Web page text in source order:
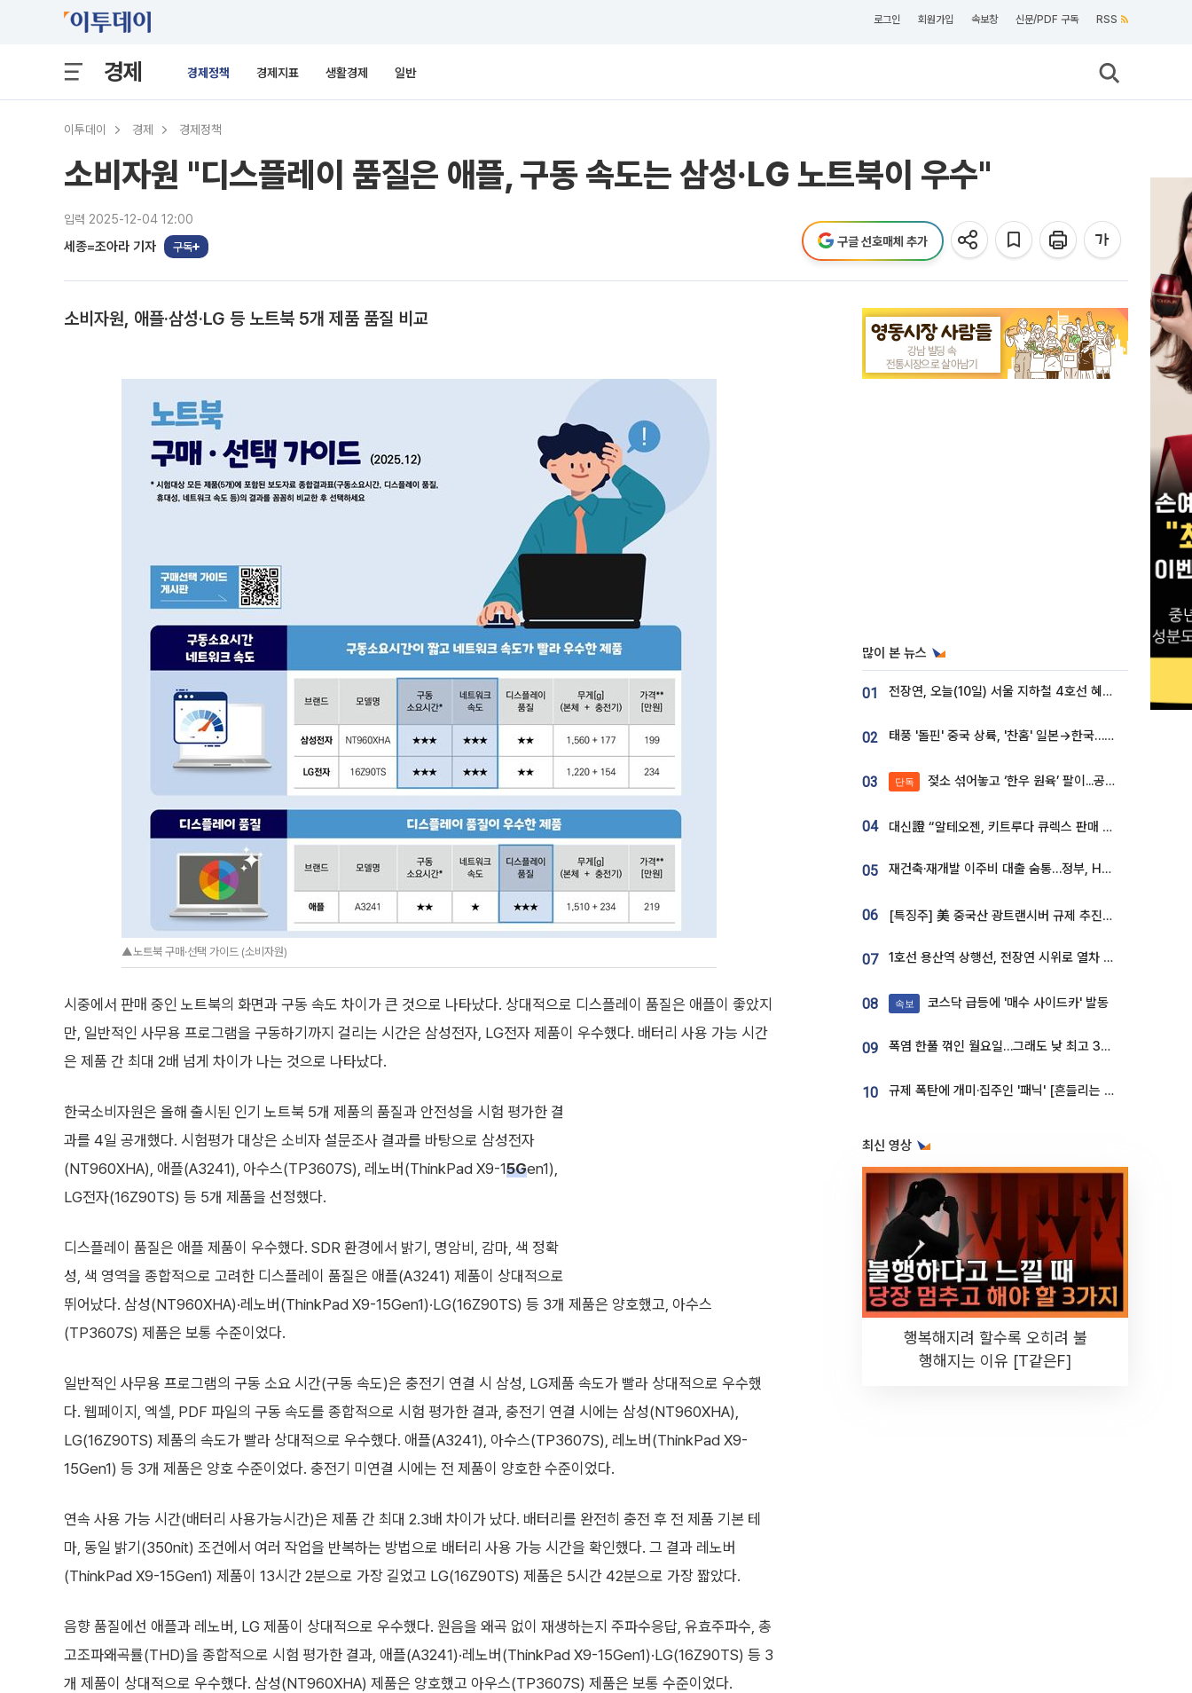
로그인 회원가입 속보창 신문/PDF 구독 RSS
경제 경제정책 경제지표 생활경제 일반
이투데이 경제 경제정책
소비자원 "디스플레이 품질은 애플, 구동 속도는 삼성·LG 노트북이 우수"
입력 2025-12-04 12:00
세종=조아라 기자 구독 구글 선호매체 추가
소비자원, 애플·삼성·LG 등 노트북 5개 제품 품질 비교
▲노트북 구매·선택 가이드 (소비자원)
시중에서 판매 중인 노트북의 화면과 구동 속도 차이가 큰 것으로 나타났다. 상대적으로 디스플레이 품질은 애플이 좋았지
만, 일반적인 사무용 프로그램을 구동하기까지 걸리는 시간은 삼성전자, LG전자 제품이 우수했다. 배터리 사용 가능 시간
은 제품 간 최대 2배 넘게 차이가 나는 것으로 나타났다.
한국소비자원은 올해 출시된 인기 노트북 5개 제품의 품질과 안전성을 시험 평가한 결
과를 4일 공개했다. 시험평가 대상은 소비자 설문조사 결과를 바탕으로 삼성전자
(NT960XHA), 애플(A3241), 아수스(TP3607S), 레노버(ThinkPad X9-15Gen1),
LG전자(16Z90TS) 등 5개 제품을 선정했다.
디스플레이 품질은 애플 제품이 우수했다. SDR 환경에서 밝기, 명암비, 감마, 색 정확
성, 색 영역을 종합적으로 고려한 디스플레이 품질은 애플(A3241) 제품이 상대적으로
뛰어났다. 삼성(NT960XHA)·레노버(ThinkPad X9-15Gen1)·LG(16Z90TS) 등 3개 제품은 양호했고, 아수스
(TP3607S) 제품은 보통 수준이었다.
일반적인 사무용 프로그램의 구동 소요 시간(구동 속도)은 충전기 연결 시 삼성, LG제품 속도가 빨라 상대적으로 우수했
다. 웹페이지, 엑셀, PDF 파일의 구동 속도를 종합적으로 시험 평가한 결과, 충전기 연결 시에는 삼성(NT960XHA),
LG(16Z90TS) 제품의 속도가 빨라 상대적으로 우수했다. 애플(A3241), 아수스(TP3607S), 레노버(ThinkPad X9-
15Gen1) 등 3개 제품은 양호 수준이었다. 충전기 미연결 시에는 전 제품이 양호한 수준이었다.
연속 사용 가능 시간(배터리 사용가능시간)은 제품 간 최대 2.3배 차이가 났다. 배터리를 완전히 충전 후 전 제품 기본 테
마, 동일 밝기(350nit) 조건에서 여러 작업을 반복하는 방법으로 배터리 사용 가능 시간을 확인했다. 그 결과 레노버
(ThinkPad X9-15Gen1) 제품이 13시간 2분으로 가장 길었고 LG(16Z90TS) 제품은 5시간 42분으로 가장 짧았다.
음향 품질에선 애플과 레노버, LG 제품이 상대적으로 우수했다. 원음을 왜곡 없이 재생하는지 주파수응답, 유효주파수, 총
고조파왜곡률(THD)을 종합적으로 시험 평가한 결과, 애플(A3241)·레노버(ThinkPad X9-15Gen1)·LG(16Z90TS) 등 3
개 제품이 상대적으로 우수했다. 삼성(NT960XHA) 제품은 양호했고 아우스(TP3607S) 제품은 보통 수준이었다.
많이 본 뉴스
01 전장연, 오늘(10일) 서울 지하철 4호선 혜화역 시위…1호선 용산역 무정차
02 태풍 '돌핀' 중국 상륙, '찬홈' 일본→한국…각국 기상청 예상 경로는?
03 단독 젖소 섞어놓고 ‘한우 원육’ 팔이...공영홈쇼핑 표기·검증 구멍
04 대신證 “알테오젠, 키트루다 큐렉스 판매 3배 급증…목표가 41만원 상향”
05 재건축·재개발 이주비 대출 숨통…정부, HF 보증 신설 추진
06 [특징주] 美 중국산 광트랜시버 규제 추진에 대한광통신 등 광통신株 강세
07 1호선 용산역 상행선, 전장연 시위로 열차 무정차 운행
08 속보 코스닥 급등에 '매수 사이드카' 발동
09 폭염 한풀 꺾인 월요일…그래도 낮 최고 34도 [날씨]
10 규제 폭탄에 개미·집주인 '패닉' [흔들리는 룰, 출렁이는 시장]①
최신 영상
행복해지려 할수록 오히려 불
행해지는 이유 [T같은F]